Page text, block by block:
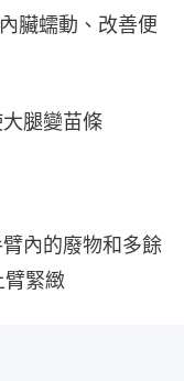
臟蠕動、改善便
腿變苗條
內的廢物和多餘
緊緻